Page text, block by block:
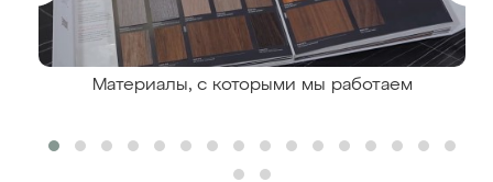
Материалы, с которыми мы работаем